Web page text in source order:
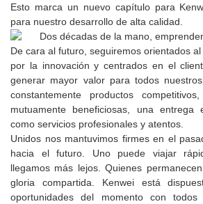
Esto marca un nuevo capítulo para
para nuestro desarrollo de alta calidad.
De cara al futuro, seguiremos orientados
por la innovación y centrados en el
generar mayor valor para todos
constantemente productos
mutuamente beneficiosas, una
como servicios profesionales y atentos.
Unidos nos mantuvimos firmes en el
hacia el futuro. Uno puede viajar
llegamos más lejos. Quienes
gloria compartida. Kenwei está
oportunidades del momento con